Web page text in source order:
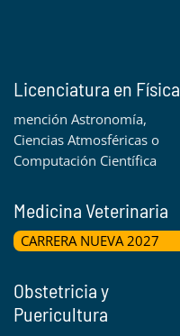
Licenciatura en Física
mención Astronomía,
Ciencias Atmosféricas o
Computación Científica
Medicina Veterinaria
CARRERA NUEVA 2027
Obstetricia y
Puericultura